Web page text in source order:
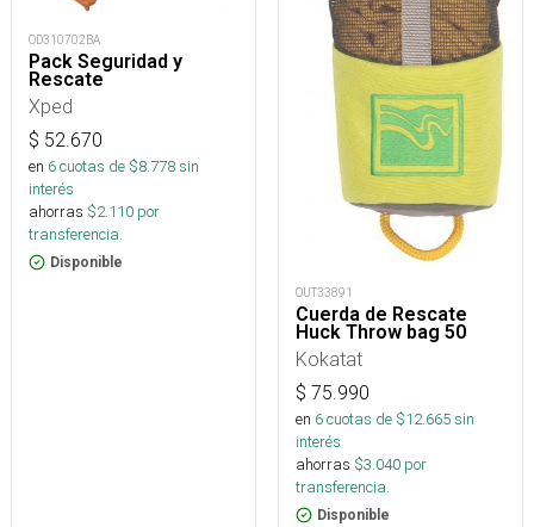
OD310702BA
Pack Seguridad y
Rescate
Xped
$ 52.670
en 6cuotas de $8.778sin
interés
ahorras $2.110 por
transferencia.
Disponible
OUT33891
Cuerda de Rescate
Huck Throw bag 50
Kokatat
$ 75.990
en 6cuotas de $12.665sin
interés
ahorras $3.040 por
transferencia.
Disponible